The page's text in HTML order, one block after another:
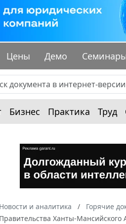
Цены Демо
Бизнес Практика Труд
Новости и аналитика Горячие
Правительства Ханты-